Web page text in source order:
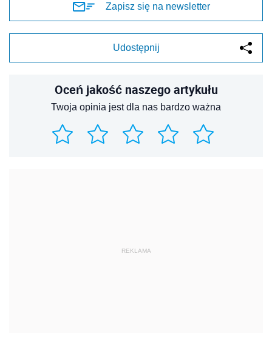
Zapisz się na newsletter
Udostępnij
Oceń jakość naszego artykułu
Twoja opinia jest dla nas bardzo ważna
REKLAMA